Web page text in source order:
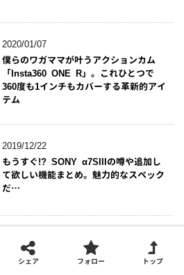
2020/01/07
僕らのワガママが叶うアクションカム
「Insta360 ONE R」。これひとつで
360度も1インチもカバーする革新的アイ
テム
2019/12/22
もうすぐ!? SONY α7SIIIの噂や追加し
て欲しい機能まとめ。魅力的なスペック
だ…
二人でつけると、今日の気分がちょっぴ
りあがる。Nordgreenの腕時計を最近お
シェア フォロー トップ